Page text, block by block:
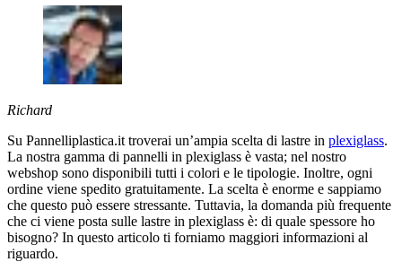
Richard
Su Pannelliplastica.it troverai un’ampia scelta di lastre in plexiglass.
La nostra gamma di pannelli in plexiglass è vasta; nel nostro
webshop sono disponibili tutti i colori e le tipologie. Inoltre, ogni
ordine viene spedito gratuitamente. La scelta è enorme e sappiamo
che questo può essere stressante. Tuttavia, la domanda più frequente
che ci viene posta sulle lastre in plexiglass è: di quale spessore ho
bisogno? In questo articolo ti forniamo maggiori informazioni al
riguardo.